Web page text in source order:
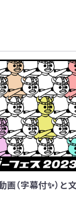
！！
（字幕付✨）と